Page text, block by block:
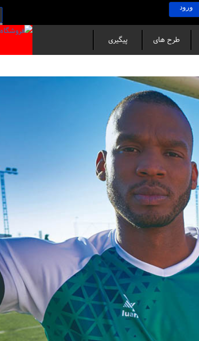
ورود
طرح های
پیگیری